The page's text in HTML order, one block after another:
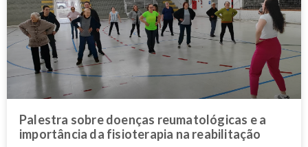
Palestra sobre doenças reumatológicas e a
importância da fisioterapia na reabilitação